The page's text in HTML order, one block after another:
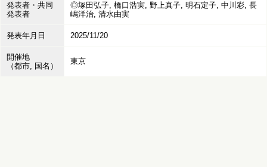
発表者・共同
発表者
◎塚田弘子, 橋口浩実, 野上真子, 明石定子, 中川彩, 長
嶋洋治, 清水由実
発表年月日 2025/11/20
開催地
（都市, 国名）
東京